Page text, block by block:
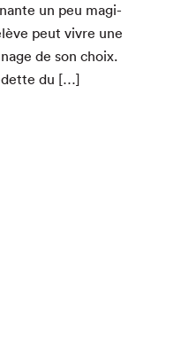
un peu magi­
peut vivre une
de son choix.
du […]